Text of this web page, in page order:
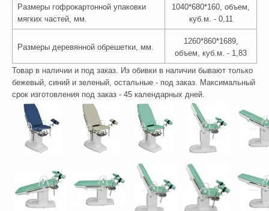
Размеры гофрокартонной упаковки
мягких частей, мм.
1040*680*160, объем,
куб.м. - 0,11
Размеры деревянной обрешетки, мм.
1260*860*1689,
объем, куб.м. - 1,83
Товар в наличии и под заказ. Из обивки в наличии бывают только
бежевый, синий и зеленый, остальные - под заказ. Максимальный
срок изготовления под заказ - 45 календарных дней.